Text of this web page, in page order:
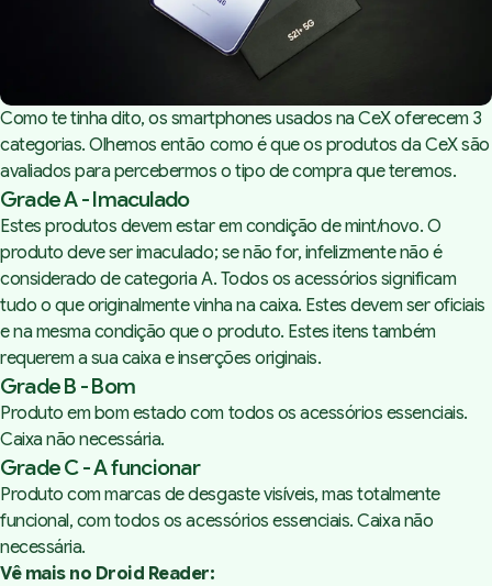
Como te tinha dito, os smartphones usados na CeX oferecem 3
categorias. Olhemos então como é que os produtos da CeX são
avaliados para percebermos o tipo de compra que teremos.
Grade A - Imaculado
Estes produtos devem estar em condição demint/novo. O
produto deve ser imaculado; se não for, infelizmente não é
considerado de categoria A. Todos os acessórios significam
tudo o que originalmente vinha na caixa. Estes devem ser oficiais
e na mesma condição que o produto. Estes itens também
requerem a sua caixa e inserções originais.
Grade B - Bom
Produto em bom estado com todos os acessórios essenciais.
Caixa não necessária.
Grade C - A funcionar
Produto com marcas de desgaste visíveis, mas totalmente
funcional, com todos os acessórios essenciais. Caixa não
necessária.
Vê mais no Droid Reader: